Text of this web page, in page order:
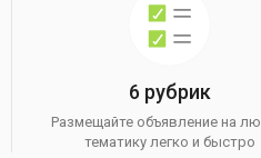
6 рубрик
Размещайте объявление на
тематику легко и быстро